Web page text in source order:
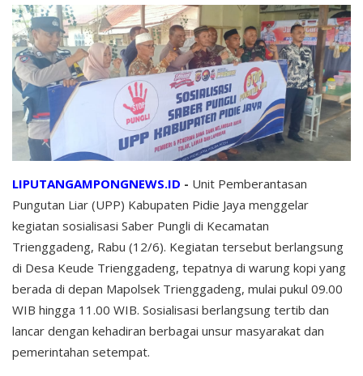
LIPUTANGAMPONGNEWS.ID - Unit Pemberantasan
Pungutan Liar (UPP) Kabupaten Pidie Jaya menggelar
kegiatan sosialisasi Saber Pungli di Kecamatan
Trienggadeng, Rabu (12/6). Kegiatan tersebut berlangsung
di Desa Keude Trienggadeng, tepatnya di warung kopi yang
berada di depan Mapolsek Trienggadeng, mulai pukul 09.00
WIB hingga 11.00 WIB. Sosialisasi berlangsung tertib dan
lancar dengan kehadiran berbagai unsur masyarakat dan
pemerintahan setempat.